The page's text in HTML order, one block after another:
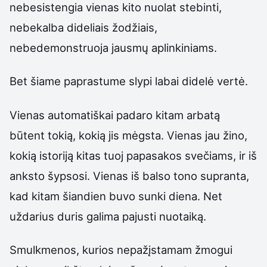
nebesistengia vienas kito nuolat stebinti,
nebekalba dideliais žodžiais,
nebedemonstruoja jausmų aplinkiniams.
Bet šiame paprastume slypi labai didelė vertė.
Vienas automatiškai padaro kitam arbatą
būtent tokią, kokią jis mėgsta. Vienas jau žino,
kokią istoriją kitas tuoj papasakos svečiams, ir iš
anksto šypsosi. Vienas iš balso tono supranta,
kad kitam šiandien buvo sunki diena. Net
uždarius duris galima pajusti nuotaiką.
Smulkmenos, kurios nepažįstamam žmogui